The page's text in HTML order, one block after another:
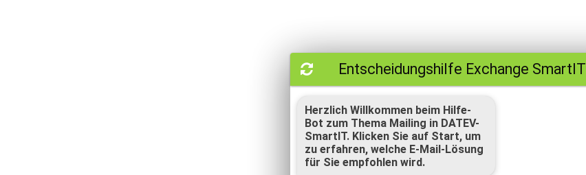
Entscheidungshilfe Exchange SmartIT
Herzlich Willkommen beim Hilfe-
Bot zum Thema Mailing in DATEV-
SmartIT. Klicken Sie auf Start, um
zu erfahren, welche E-Mail-Lösung
für Sie empfohlen wird.